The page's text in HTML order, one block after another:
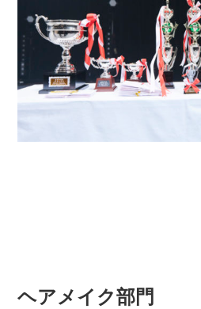
ヘアメイク部門